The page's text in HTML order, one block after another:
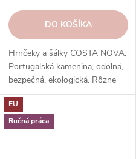
DO KOŠÍKA
Hrnčeky a šálky COSTA NOVA.
Portugalská kamenina, odolná,
bezpečná, ekologická. Rôzne
tvary, farby, vzory. Ideálne na
kávu, espresso, cappuccino,
lungo, čaj, kakao a iné.
EU
Ručná práca